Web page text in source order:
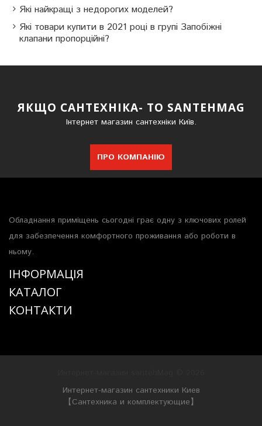
Які найкращі з недорогих моделей?
Які товари купити в 2021 році в групі Запобіжні
клапани пропорційні?
ЯКЩО САНТЕХНІКА- ТО SANTEHMAG
Інтернет магазин сантехніки Київ.
ПРО КОМПАНІЮ
Обладнання приміщень сьогодні грає одну з ключових ролей
для забезпечення комфортного проживання або роботи в
ньому.
ІНФОРМАЦІЯ
КАТАЛОГ
КОНТАКТИ
Интернет-магазин сантехники Киев
【Сантехника и комплектующие】